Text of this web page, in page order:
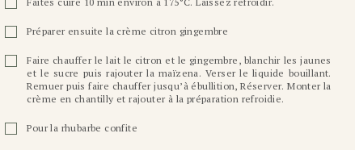
Préparer ensuite la crème citron gingembre
Faire chauffer le lait le citron et le gingembre, blanchir les jaunes
et le sucre puis rajouter la maïzena. Verser le liquide bouillant.
Remuer puis faire chauffer jusqu’à ébullition, Réserver. Monter la
crème en chantilly et rajouter à la préparation refroidie.
Pour la rhubarbe confite